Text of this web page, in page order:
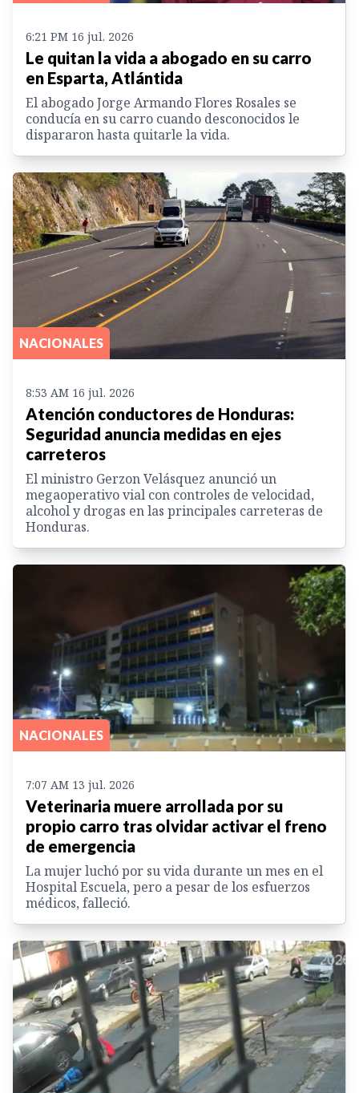
6:21 PM 16 jul. 2026
Le quitan la vida a abogado en su carro
en Esparta, Atlántida
El abogado Jorge Armando Flores Rosales se
conducía en su carro cuando desconocidos le
dispararon hasta quitarle la vida.
NACIONALES
8:53 AM 16 jul. 2026
Atención conductores de Honduras:
Seguridad anuncia medidas en ejes
carreteros
El ministro Gerzon Velásquez anunció un
megaoperativo vial con controles de velocidad,
alcohol y drogas en las principales carreteras de
Honduras.
NACIONALES
7:07 AM 13 jul. 2026
Veterinaria muere arrollada por su
propio carro tras olvidar activar el freno
de emergencia
La mujer luchó por su vida durante un mes en el
Hospital Escuela, pero a pesar de los esfuerzos
médicos, falleció.